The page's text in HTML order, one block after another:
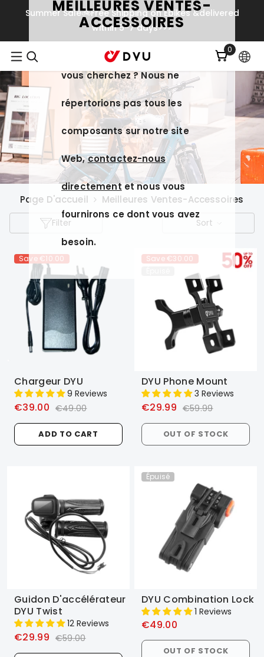
Ignorer Et Passer Au Contenu
Summer Sale🚲Free Shipping on Ebikes &delivered
within 5-7 days>>>
00
item
MEILLEURES VENTES-
ACCESSOIRES
Vous ne trouvez pas ce que
vous cherchez ? Nous ne
répertorions pas tous les
composants sur notre site
Web,contactez-nous
directement et nous vous
fournirons ce dont vous avez
besoin.
Page D'accueil Meilleures Ventes-Accessoires
Filter Sort
Save€10.00
Chargeur DYU
9 Reviews
€39.00 €49.00
ADD TO CART
Save€30.00
DYU Phone Mount
3 Reviews
€29.99 €59.99
OUT OF STOCK
Guidon D'accélérateur
DYU Twist
12 Reviews
€29.99 €59.00
Épuisé
DYU Combination Lock
1 Reviews
€49.00
OUT OF STOCK